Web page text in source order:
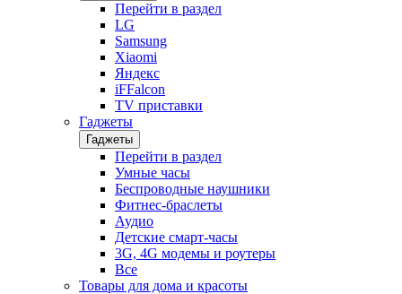
Перейти в раздел
LG
Samsung
Xiaomi
Яндекс
iFFalcon
TV приставки
Гаджеты
Гаджеты
Перейти в раздел
Умные часы
Беспроводные наушники
Фитнес-браслеты
Аудио
Детские смарт-часы
3G, 4G модемы и роутеры
Все
Товары для дома и красоты